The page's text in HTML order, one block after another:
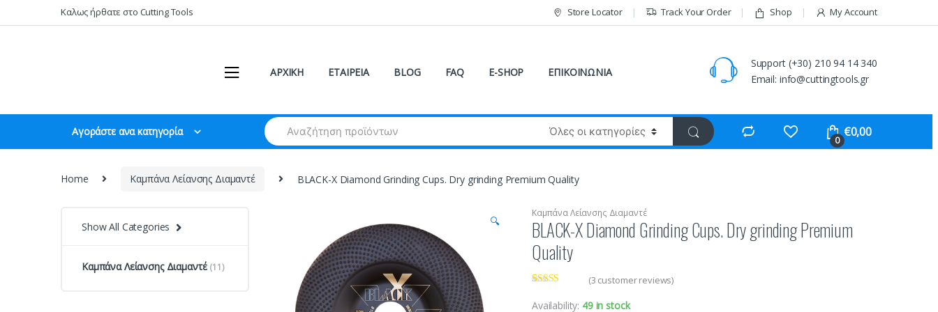
to
to
Καλως ήρθατε στο Cutting Tools Store Locator Track Your Order Shop My Account
ΑΡΧΙΚΗ ΕΤΑΙΡΕΙΑ BLOG FAQ E-SHOP ΕΠΙΚΟΙΝΩΝΙΑ
Support (+30) 210 94 14 340
Email: info@cuttingtools.gr
Αγοράστε ανα κατηγορία
Search
for:
0
€0,00
Home Καμπάνα Λείανσης Διαμαντέ BLACK-X Diamond Grinding Cups. Dry grinding Premium Quality
🔍
Καμπάνα Λείανσης Διαμαντέ
BLACK-X Diamond Grinding Cups. Dry grinding Premium
Quality
out of 5
(3 customer reviews)
Availability: 49 in stock
Show All Categories
Καμπάνα Λείανσης Διαμαντέ (11)